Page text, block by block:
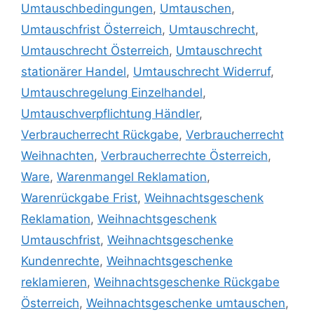
Umtauschbedingungen, Umtauschen,
Umtauschfrist Österreich, Umtauschrecht,
Umtauschrecht Österreich, Umtauschrecht
stationärer Handel, Umtauschrecht Widerruf,
Umtauschregelung Einzelhandel,
Umtauschverpflichtung Händler,
Verbraucherrecht Rückgabe, Verbraucherrecht
Weihnachten, Verbraucherrechte Österreich,
Ware, Warenmangel Reklamation,
Warenrückgabe Frist, Weihnachtsgeschenk
Reklamation, Weihnachtsgeschenk
Umtauschfrist, Weihnachtsgeschenke
Kundenrechte, Weihnachtsgeschenke
reklamieren, Weihnachtsgeschenke Rückgabe
Österreich, Weihnachtsgeschenke umtauschen,